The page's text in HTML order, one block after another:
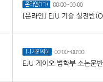
온라인(1:1) 00:00~00:00
[온라인] EJU 기술 실전반
1:1개인지도 00:00~00:00
EJU 게이오 법학부 소논문